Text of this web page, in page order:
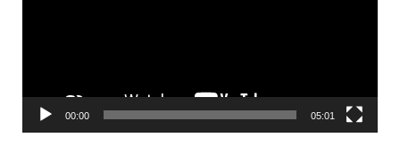
m
00:00 05:01